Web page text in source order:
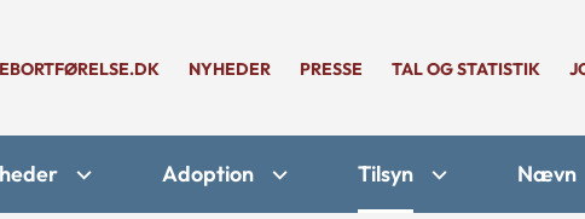
NYHEDER PRESSE TAL OG STATISTIK
Adoption Tilsyn Nævn